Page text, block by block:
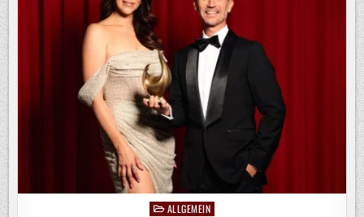
+++
/
ARD-
DEUTSCHLANDTREND:
MEHRHEIT
ERWARTET
VON
KABINETTSUMBILDUNG
KEINE
VERBESSERUNG
PostedALLGEMEIN